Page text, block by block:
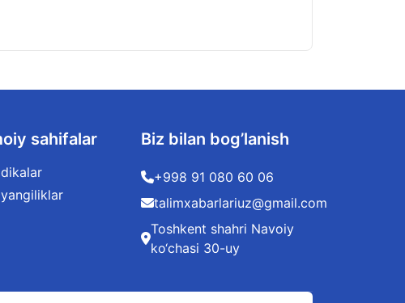
sahifalar Biz bilan bog’lanish
+998 91 080 60 06
talimxabarlariuz@gmail.com
Toshkent shahri Navoiy
ko‘chasi 30-uy